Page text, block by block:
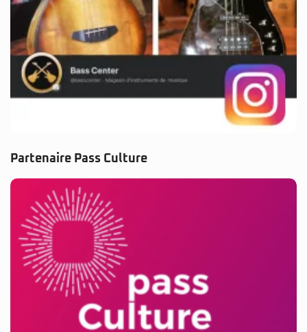
Partenaire Pass Culture